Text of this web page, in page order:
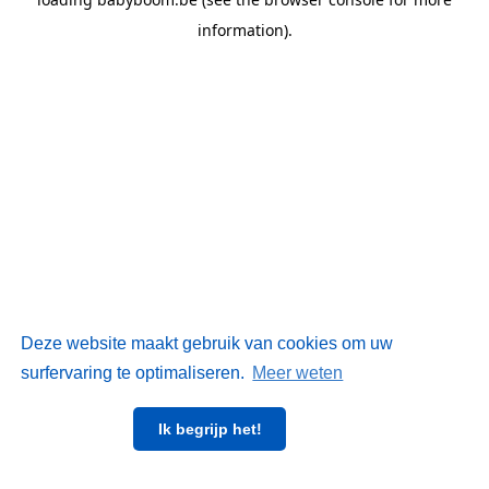
Deze website maakt gebruik van cookies om uw
surfervaring te optimaliseren. Meer weten
Ik begrijp het!
information).